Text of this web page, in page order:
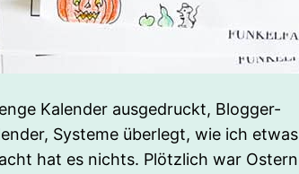
Kalender ausgedruckt, Blogger-
Systeme überlegt, wie ich etwas
hat es nichts. Plötzlich war Ostern